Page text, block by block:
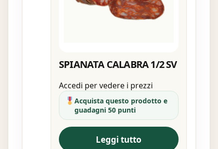
SPIANATA CALABRA 1/2 SV
Accedi per vedere i prezzi
Acquista questo prodotto e
guadagni 50 punti
Leggi tutto